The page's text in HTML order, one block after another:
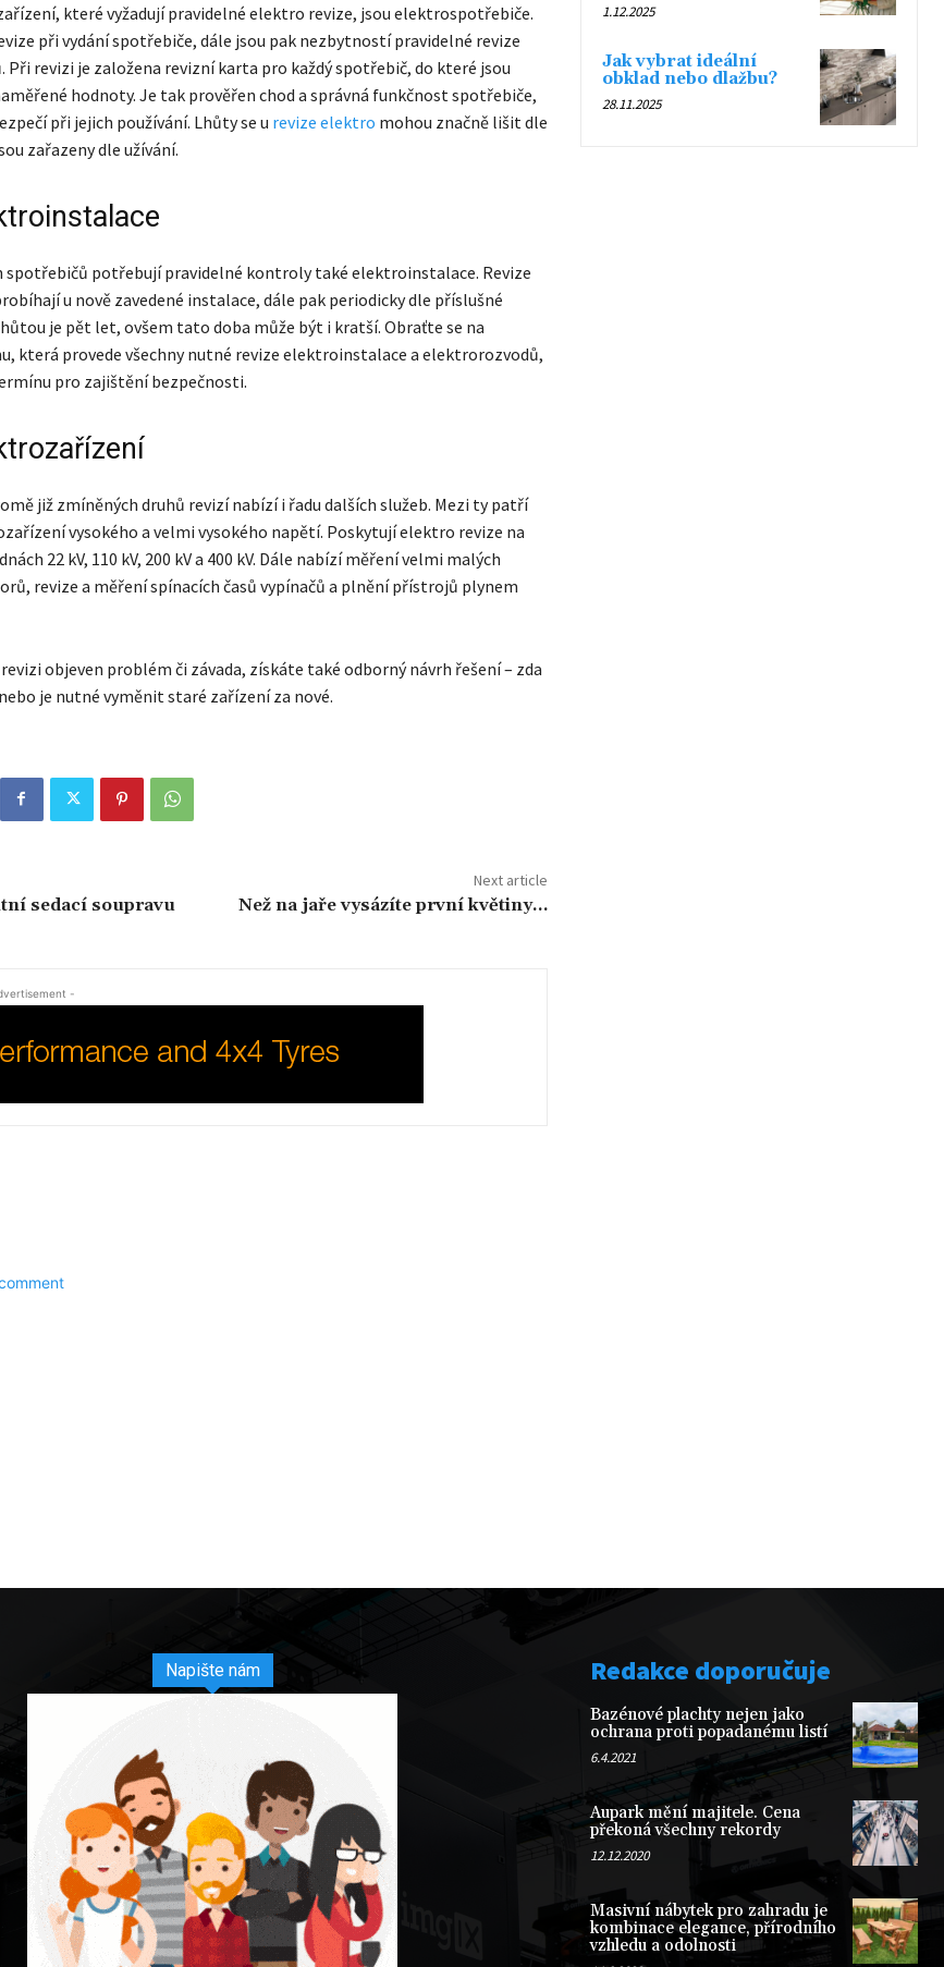
které vyžadují pravidelné elektro revize, jsou elektrospotřebiče.
při vydání spotřebiče, dále jsou pak nezbytností pravidelné revize
revizi je založena revizní karta pro každý spotřebič, do které jsou
hodnoty. Je tak prověřen chod a správná funkčnost spotřebiče,
při jejich používání. Lhůty se u revize elektro mohou značně lišit dle
zařazeny dle užívání.
spotřebičů potřebují pravidelné kontroly také elektroinstalace. Revize
u nově zavedené instalace, dále pak periodicky dle příslušné
je pět let, ovšem tato doba může být i kratší. Obraťte se na
která provede všechny nutné revize elektroinstalace a elektrorozvodů,
pro zajištění bezpečnosti.
již zmíněných druhů revizí nabízí i řadu dalších služeb. Mezi ty patří
vysokého a velmi vysokého napětí. Poskytují elektro revize na
22 kV, 110 kV, 200 kV a 400 kV. Dále nabízí měření velmi malých
revize a měření spínacích časů vypínačů a plnění přístrojů plynem
objeven problém či závada, získáte také odborný návrh řešení – zda
je nutné vyměnit staré zařízení za nové.
sedací soupravu
Next article
Než na jaře vysázíte první květiny…
-
1.12.2025
Jak vybrat ideální
obklad nebo dlažbu?
28.11.2025
Napište nám Redakce doporučuje
Bazénové plachty nejen jako
ochrana proti popadanému listí
6.4.2021
Aupark mění majitele. Cena
překoná všechny rekordy
12.12.2020
Masivní nábytek pro zahradu je
kombinace elegance, přírodního
vzhledu a odolnosti